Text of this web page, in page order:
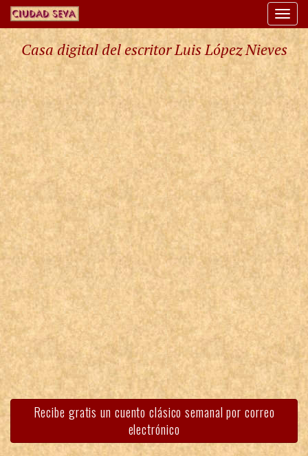
Casa digital del escritor Luis López Nieves
Recibe gratis un cuento clásico semanal por correo
electrónico